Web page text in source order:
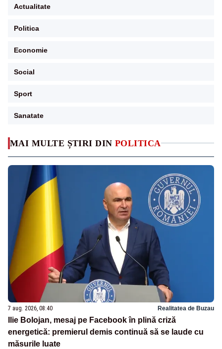
MAI MULTE ȘTIRI DIN POLITICA
7 aug. 2026, 08:40 Realitatea de Buzau
Ilie Bolojan, mesaj pe Facebook în plină criză
energetică: premierul demis continuă să se laude cu
măsurile luate
Actualitate
Politica
Economie
Social
Sport
Sanatate